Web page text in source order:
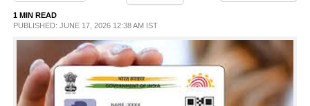
PHOTOS
LIFESTYLE
1 MIN READ
PUBLISHED: JUNE 17, 2026 12:38 AM IST